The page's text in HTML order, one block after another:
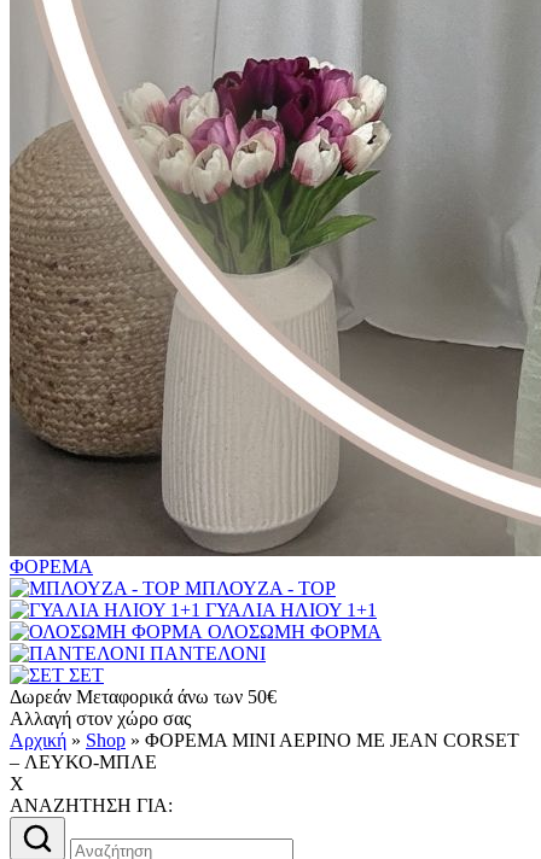
ΦΟΡΕΜΑ
ΜΠΛΟΥΖΑ - TOP
ΓΥΑΛΙΑ ΗΛΙΟΥ 1+1
ΟΛΟΣΩΜΗ ΦΟΡΜΑ
ΠΑΝΤΕΛΟΝΙ
ΣΕΤ
Δωρεάν Μεταφορικά άνω των 50€
Αλλαγή στον χώρο σας
Αρχική » Shop » ΦΟΡΕΜΑ ΜΙΝΙ ΑΕΡΙΝΟ ΜΕ JEAN CORSET
– ΛΕΥΚΟ-ΜΠΛΕ
X
AΝΑΖΗΤΗΣΗ ΓΙΑ:
Αναζήτηση
για: